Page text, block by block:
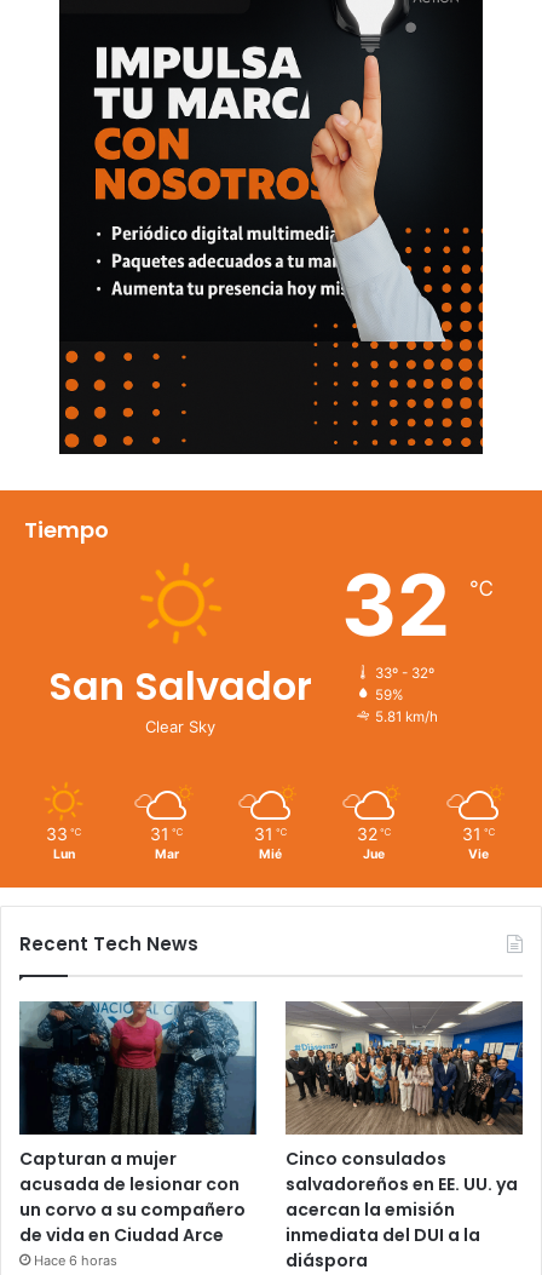
Tiempo
San Salvador
Clear Sky
32 ℃
33º - 32º
59%
5.81 km/h
33 ℃
Lun
31 ℃
Mar
31 ℃
Mié
32 ℃
Jue
31 ℃
Vie
Recent Tech News
Capturan a mujer
acusada de lesionar con
un corvo a su compañero
de vida en Ciudad Arce
Hace 6 horas
Cinco consulados
salvadoreños en EE. UU. ya
acercan la emisión
inmediata del DUI a la
diáspora